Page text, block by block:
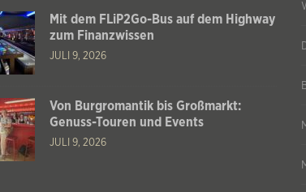
Mit dem FLiP2Go-Bus auf dem Highway
zum Finanzwissen
JULI 9, 2026
Von Burgromantik bis Großmarkt:
Genuss-Touren und Events
JULI 9, 2026